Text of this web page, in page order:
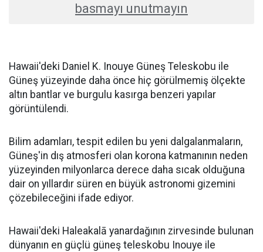
basmayı unutmayın
Hawaii'deki Daniel K. Inouye Güneş Teleskobu ile
Güneş yüzeyinde daha önce hiç görülmemiş ölçekte
altın bantlar ve burgulu kasırga benzeri yapılar
görüntülendi.
Bilim adamları, tespit edilen bu yeni dalgalanmaların,
Güneş'in dış atmosferi olan korona katmanının neden
yüzeyinden milyonlarca derece daha sıcak olduğuna
dair on yıllardır süren en büyük astronomi gizemini
çözebileceğini ifade ediyor.
Hawaii'deki Haleakalā yanardağının zirvesinde bulunan
dünyanın en güçlü güneş teleskobu Inouye ile